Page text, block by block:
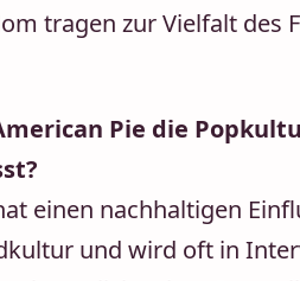
tragen zur Vielfalt des
Pie die
einen nachhaltigen
und wird oft in